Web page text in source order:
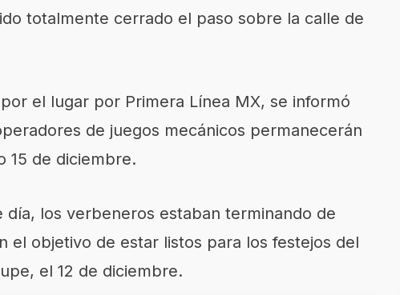
totalmente cerrado el paso sobre la calle de
el lugar por Primera Línea MX, se informó
de juegos mecánicos permanecerán
15 de diciembre.
día, los verbeneros estaban terminando de
el objetivo de estar listos para los festejos del
el 12 de diciembre.